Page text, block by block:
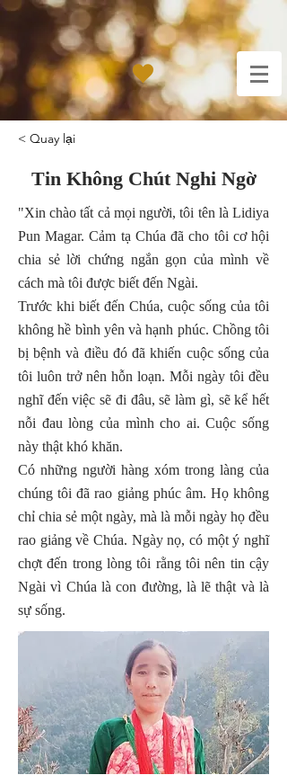
< Quay lại
Tin Không Chút Nghi Ngờ
"Xin chào tất cả mọi người, tôi tên là Lidiya
Pun Magar. Cảm tạ Chúa đã cho tôi cơ hội
chia sẻ lời chứng ngắn gọn của mình về
cách mà tôi được biết đến Ngài.
Trước khi biết đến Chúa, cuộc sống của tôi
không hề bình yên và hạnh phúc. Chồng tôi
bị bệnh và điều đó đã khiến cuộc sống của
tôi luôn trở nên hỗn loạn. Mỗi ngày tôi đều
nghĩ đến việc sẽ đi đâu, sẽ làm gì, sẽ kể hết
nỗi đau lòng của mình cho ai. Cuộc sống
này thật khó khăn.
Có những người hàng xóm trong làng của
chúng tôi đã rao giảng phúc âm. Họ không
chỉ chia sẻ một ngày, mà là mỗi ngày họ đều
rao giảng về Chúa. Ngày nọ, có một ý nghĩ
chợt đến trong lòng tôi rằng tôi nên tin cậy
Ngài vì Chúa là con đường, là lẽ thật và là
sự sống.